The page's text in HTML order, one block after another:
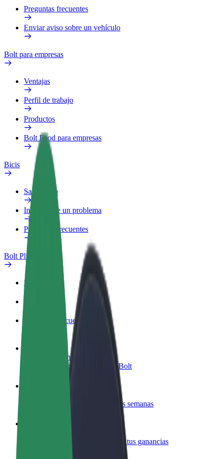
Preguntas frecuentes
Enviar aviso sobre un vehículo
Bolt para empresas
Ventajas
Perfil de trabajo
Productos
Bolt Food para empresas
Bicis
Safety Lab
Informar de un problema
Preguntas frecuentes
Bolt Plus
Beneficios
Preguntas frecuentes
Colaborar como conductor
Gana dinero colaborando con Bolt
Repartí comida y cobrá todas las semanas
Llegá a más clientes y maximizá tus ganancias